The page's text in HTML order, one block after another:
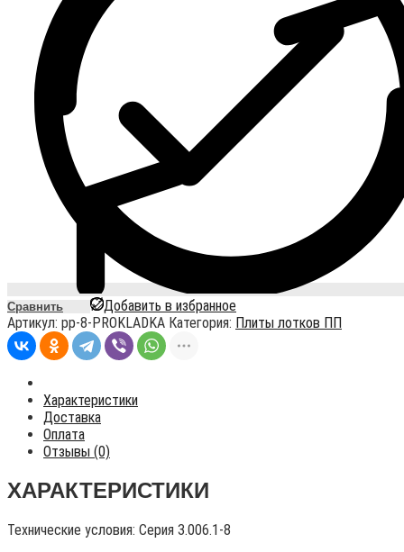
Сравнить
Добавить в избранное
Артикул: pp-8-PROKLADKA Категория: Плиты лотков ПП
Характеристики
Доставка
Оплата
Отзывы (0)
ХАРАКТЕРИСТИКИ
Технические условия: Серия 3.006.1-8